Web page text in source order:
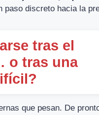
paso discreto hacia la
tras el
o tras una
que pesan. De